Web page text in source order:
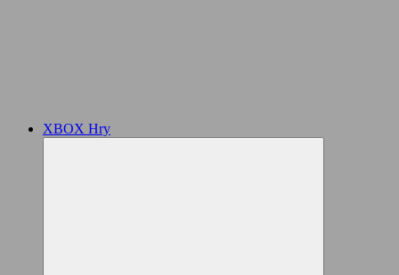
XBOX Hry